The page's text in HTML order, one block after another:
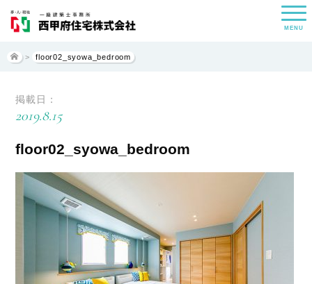
MENU
> floor02_syowa_bedroom
掲載日：
2019.8.15
floor02_syowa_bedroom